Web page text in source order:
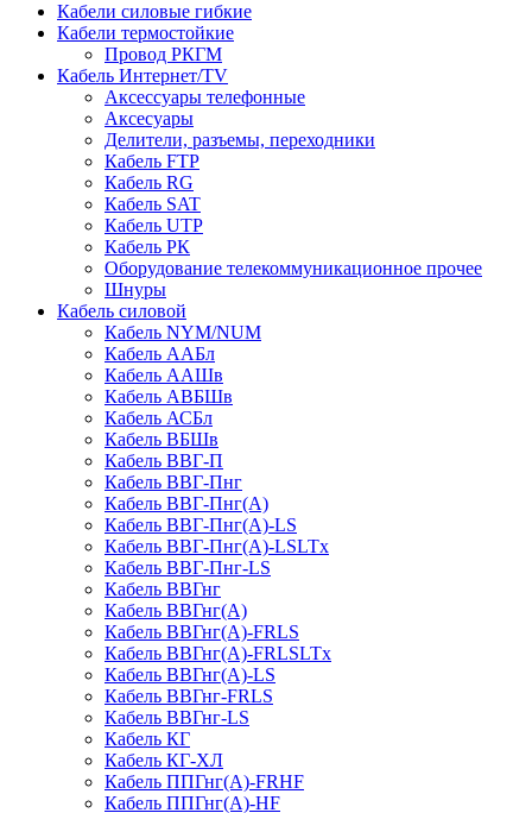
Кабели силовые гибкие
Кабели термостойкие
Провод РКГМ
Кабель Интернет/TV
Аксессуары телефонные
Аксесуары
Делители, разъемы, переходники
Кабель FTP
Кабель RG
Кабель SAT
Кабель UTP
Кабель РК
Оборудование телекоммуникационное прочее
Шнуры
Кабель силовой
Кабель NYM/NUM
Кабель ААБл
Кабель ААШв
Кабель АВБШв
Кабель АСБл
Кабель ВБШв
Кабель ВВГ-П
Кабель ВВГ-Пнг
Кабель ВВГ-Пнг(А)
Кабель ВВГ-Пнг(А)-LS
Кабель ВВГ-Пнг(А)-LSLTx
Кабель ВВГ-Пнг-LS
Кабель ВВГнг
Кабель ВВГнг(А)
Кабель ВВГнг(А)-FRLS
Кабель ВВГнг(А)-FRLSLTx
Кабель ВВГнг(А)-LS
Кабель ВВГнг-FRLS
Кабель ВВГнг-LS
Кабель КГ
Кабель КГ-ХЛ
Кабель ППГнг(А)-FRHF
Кабель ППГнг(А)-HF